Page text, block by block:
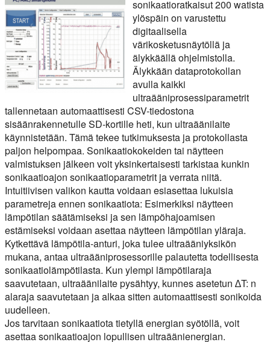
sonikaatioratkaisut 200 watista
ylöspäin on varustettu
digitaalisella
värikosketusnäytöllä ja
älykkäällä ohjelmistolla.
Älykkään dataprotokollan
avulla kaikki
ultraääniprosessiparametrit
tallennetaan automaattisesti CSV-tiedostona
sisäänrakennetulle SD-kortille heti, kun ultraäänilaite
käynnistetään. Tämä tekee tutkimuksesta ja protokollasta
paljon helpompaa. Sonikaatiokokeiden tai näytteen
valmistuksen jälkeen voit yksinkertaisesti tarkistaa kunkin
sonikaatioajon sonikaatioparametrit ja verrata niitä.
Intuitiivisen valikon kautta voidaan esiasettaa lukuisia
parametreja ennen sonikaatiota: Esimerkiksi näytteen
lämpötilan säätämiseksi ja sen lämpöhajoamisen
estämiseksi voidaan asettaa näytteen lämpötilan yläraja.
Kytkettävä lämpötila-anturi, joka tulee ultraääniyksikön
mukana, antaa ultraääniprosessorille palautetta todellisesta
sonikaatiolämpötilasta. Kun ylempi lämpötilaraja
saavutetaan, ultraäänilaite pysähtyy, kunnes asetetun ∆T: n
alaraja saavutetaan ja alkaa sitten automaattisesti sonikoida
uudelleen.
Jos tarvitaan sonikaatiota tietyllä energian syötöllä, voit
asettaa sonikaatioajon lopullisen ultraäänienergian.